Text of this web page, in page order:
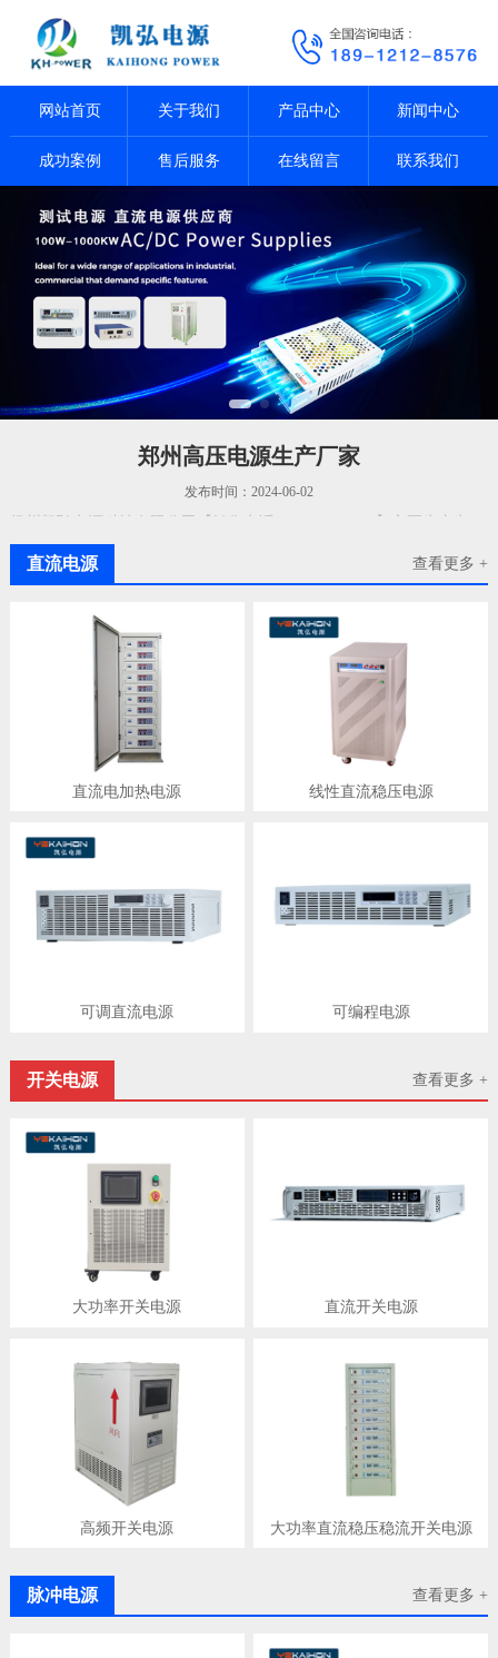
网站首页 关于我们 产品中心 新闻中心
成功案例 售后服务 在线留言 联系我们
郑州高压电源生产厂家
发布时间：2024-06-02
的特点:可靠性强、经24小老化，稳定性高、维护成本低。开关电源等。
查看更多 +
直流电源
直流电加热电源 线性直流稳压电源
可调直流电源 可编程电源
查看更多 +
开关电源
大功率开关电源 直流开关电源
高频开关电源 大功率直流稳压稳流开关电源
查看更多 +
脉冲电源